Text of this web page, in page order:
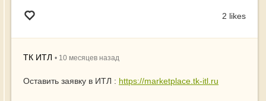
2 likes
ТК ИТЛ • 10 месяцев назад
Оставить заявку в ИТЛ : https://marketplace.tk-itl.ru